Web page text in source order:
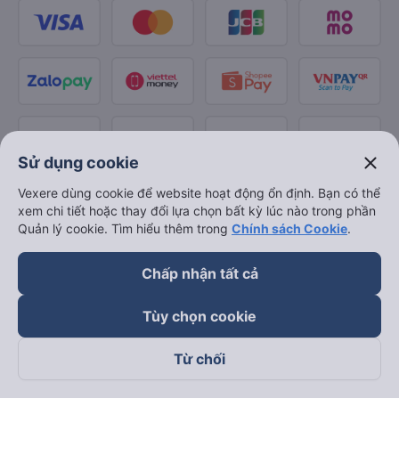
Theo dõi chúng tôi trên
Sử dụng cookie close
Vexere dùng cookie để website hoạt động ổn định. Bạn có thể
xem chi tiết hoặc thay đổi lựa chọn bất kỳ lúc nào trong phần
Quản lý cookie. Tìm hiểu thêm trong Chính sách Cookie.
Chấp nhận tất cả
Tùy chọn cookie
Từ chối